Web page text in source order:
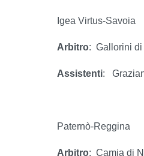
Igea Virtus-Savoia
Arbitro: Gallorini di
Assistenti:
Paternò-Reggina
Arbitro: Camia di